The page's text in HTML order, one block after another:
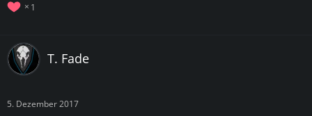
1
T. Fade
5. Dezember 2017